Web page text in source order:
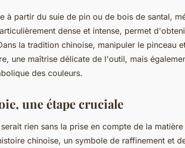
à partir du suie de pin ou de bois de santal,
dense et intense, permet
la tradition chinoise, manipuler le pinceau
une maîtrise délicate de l'outil, mais
des couleurs.
une étape cruciale
rien sans la prise en compte de la
chinoise, un symbole de raffinement et